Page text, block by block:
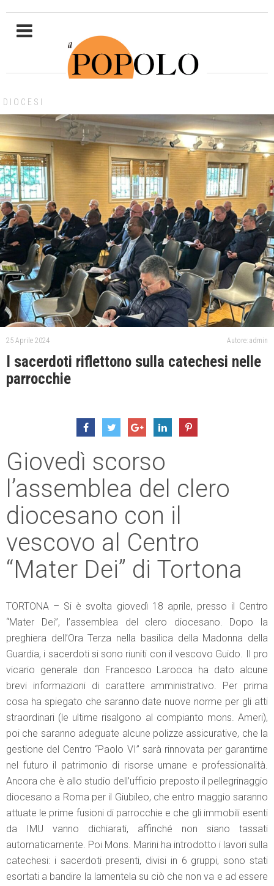
DIOCESI
25 Aprile 2024 Autore: admin
I sacerdoti riflettono sulla catechesi nelle
parrocchie
Giovedì scorso
l’assemblea del clero
diocesano con il
vescovo al Centro
“Mater Dei” di Tortona
TORTONA – Si è svolta giovedì 18 aprile, presso il Centro
“Mater Dei”, l’assemblea del clero diocesano. Dopo la
preghiera dell’Ora Terza nella basilica della Madonna della
Guardia, i sacerdoti si sono riuniti con il vescovo Guido. Il pro
vicario generale don Francesco Larocca ha dato alcune
brevi informazioni di carattere amministrativo. Per prima
cosa ha spiegato che saranno date nuove norme per gli atti
straordinari (le ultime risalgono al compianto mons. Ameri),
poi che saranno adeguate alcune polizze assicurative, che la
gestione del Centro “Paolo VI” sarà rinnovata per garantirne
nel futuro il patrimonio di risorse umane e professionalità.
Ancora che è allo studio dell’ufficio preposto il pellegrinaggio
diocesano a Roma per il Giubileo, che entro maggio saranno
attuate le prime fusioni di parrocchie e che gli immobili esenti
da IMU vanno dichiarati, affinché non siano tassati
automaticamente. Poi Mons. Marini ha introdotto i lavori sulla
catechesi: i sacerdoti presenti, divisi in 6 gruppi, sono stati
esortati a bandire la lamentela su ciò che non va e ad essere